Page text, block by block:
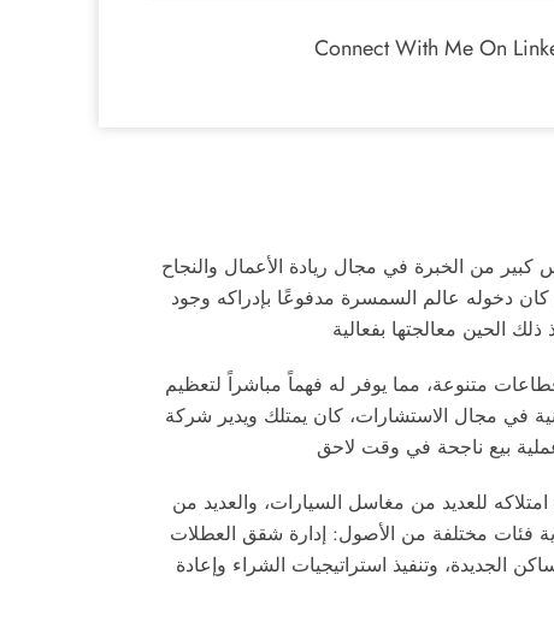
Connect With Me On
من الخبرة في مجال ريادة الأعمال والنجاح
كان دخوله عالم السمسرة مدفوعًا بإدراكه وجود
متنوعة، مما يوفر له فهماً مباشراً لتعظيم
في مجال الاستشارات، كان يمتلك ويدير شركة
للعديد من مغاسل السيارات، والعديد من
فئات مختلفة من الأصول: إدارة شقق العطلات
الجديدة، وتنفيذ استراتيجيات الشراء وإعادة